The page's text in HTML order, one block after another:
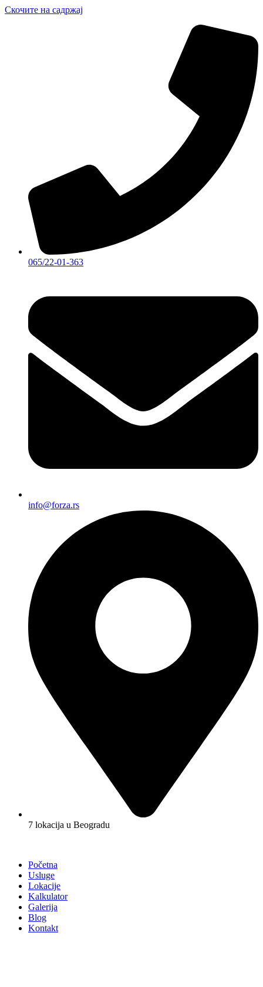
Скочите на садржај
065/22-01-363
info@forza.rs
7 lokacija u Beogradu
Početna
Usluge
Lokacije
Kalkulator
Galerija
Blog
Kontakt